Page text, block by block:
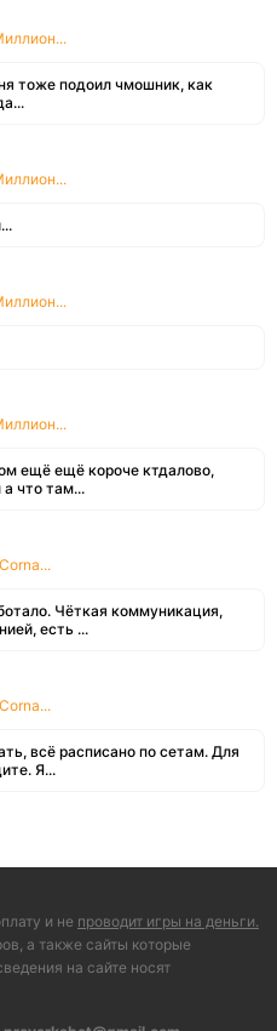
тоже подоил чмошник, как
ещё ещё короче ктдалово,
а что там...
Чёткая коммуникация,
есть ...
всё расписано по сетам. Для
Я...
и не проводит игры на деньги.
а также сайты которые
на сайте носят